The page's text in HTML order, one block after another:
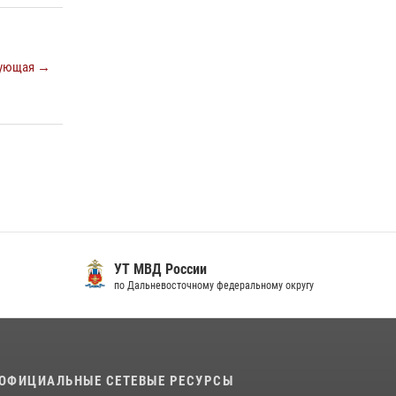
→
УТ МВД России
по Дальневосточному федеральному округу
СЕТЕВЫЕ РЕСУРСЫ